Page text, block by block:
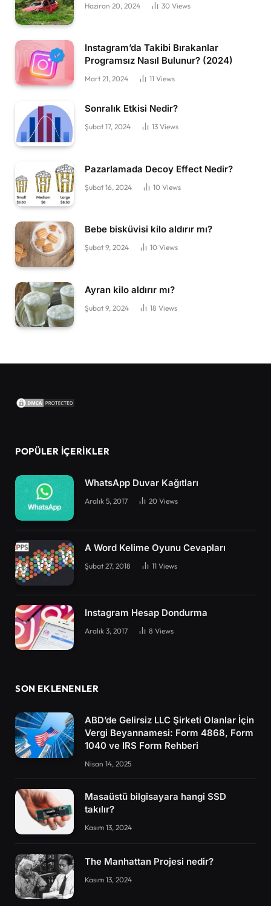
Haziran 20, 2024 30 Views
Instagram’da Takibi Bırakanlar
Programsız Nasıl Bulunur? (2024)
Mart 21, 2024 11 Views
Sonralık Etkisi Nedir?
Şubat 17, 2024 13 Views
Pazarlamada Decoy Effect Nedir?
Şubat 16, 2024 10 Views
Bebe bisküvisi kilo aldırır mı?
Şubat 9, 2024 10 Views
Ayran kilo aldırır mı?
Şubat 9, 2024 18 Views
POPÜLER İÇERIKLER
WhatsApp Duvar Kağıtları
Aralık 5, 2017 20 Views
A Word Kelime Oyunu Cevapları
Şubat 27, 2018 11 Views
Instagram Hesap Dondurma
Aralık 3, 2017 8 Views
SON EKLENENLER
ABD’de Gelirsiz LLC Şirketi Olanlar İçin
Vergi Beyannamesi: Form 4868, Form
1040 ve IRS Form Rehberi
Nisan 14, 2025
Masaüstü bilgisayara hangi SSD
takılır?
Kasım 13, 2024
The Manhattan Projesi nedir?
Kasım 13, 2024